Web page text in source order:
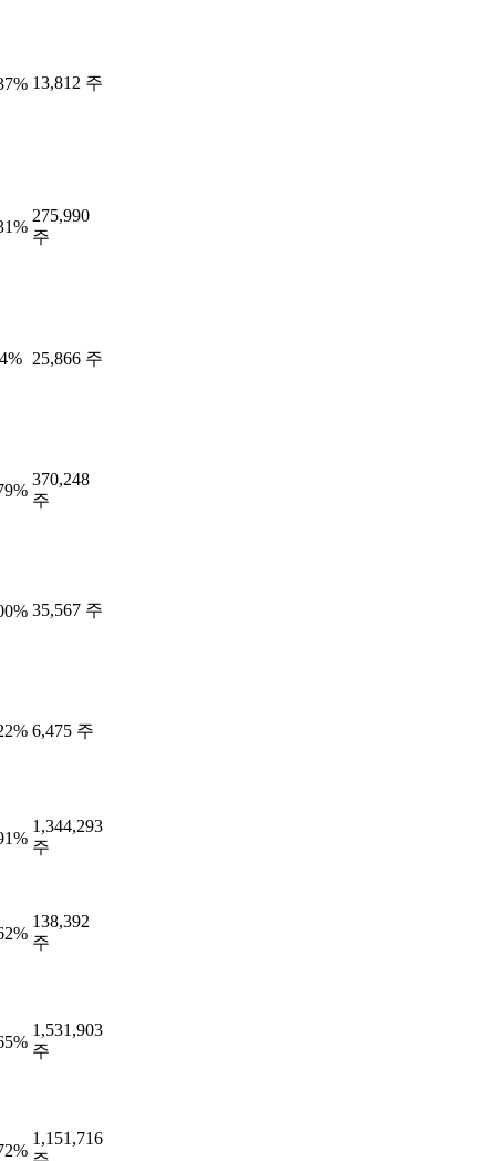
13,812 주
275,990
주
25,866 주
370,248
주
35,567 주
6,475 주
1,344,293
주
138,392
주
1,531,903
주
1,151,716